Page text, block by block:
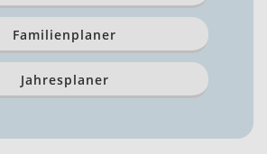
Familienplaner
Jahresplaner